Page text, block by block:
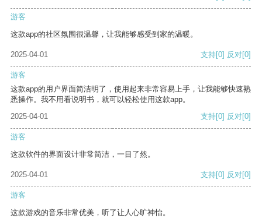
游客
这款app的社区氛围很温馨，让我能够感受到家的温暖。
2025-04-01 支持[0] 反对[0]
游客
这款app的用户界面简洁明了，使用起来非常容易上手，让我能够快速熟
悉操作。我不用看说明书，就可以轻松使用这款app。
2025-04-01
支持[0] 反对[0]
游客
这款软件的界面设计非常简洁，一目了然。
2025-04-01 支持[0] 反对[0]
游客
这款游戏的音乐非常优美，听了让人心旷神怡。